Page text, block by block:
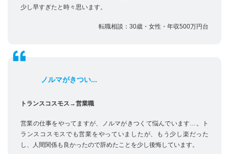
少し早すぎたと時々思います。
転職相談：30歳・女性・年収500万円台
ノルマがきつい...
トランスコスモス→営業職
営業の仕事をやってますが、ノルマがきつくて悩んでいます…。ト
ランスコスモスでも営業をやっていましたが、もう少し楽だった
し、人間関係も良かったので辞めたことを少し後悔しています。